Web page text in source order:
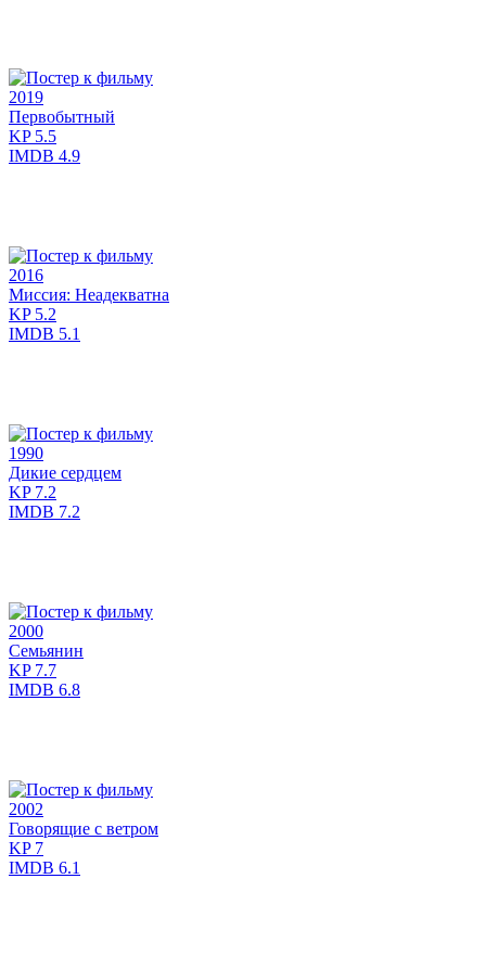
2019
Первобытный
KP5.5
IMDB 4.9
2016
Миссия: Неадекватна
KP5.2
IMDB 5.1
1990
Дикие сердцем
KP7.2
IMDB 7.2
2000
Семьянин
KP7.7
IMDB 6.8
2002
Говорящие с ветром
KP7
IMDB 6.1